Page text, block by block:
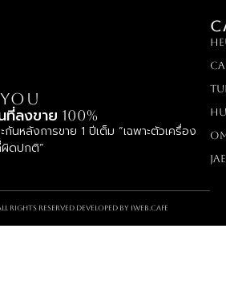
ที่ลงขาย 100%
นหลังการขาย 1 ปีเต็ม “เฉพาะตัวเครื่อง
ผิดปกติ”
rights reserved Developed by iWeb.cafe